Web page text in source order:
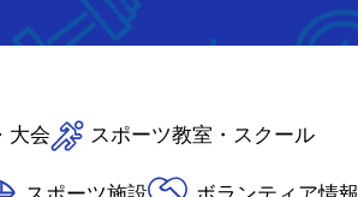
大会 スポーツ教室・スクール